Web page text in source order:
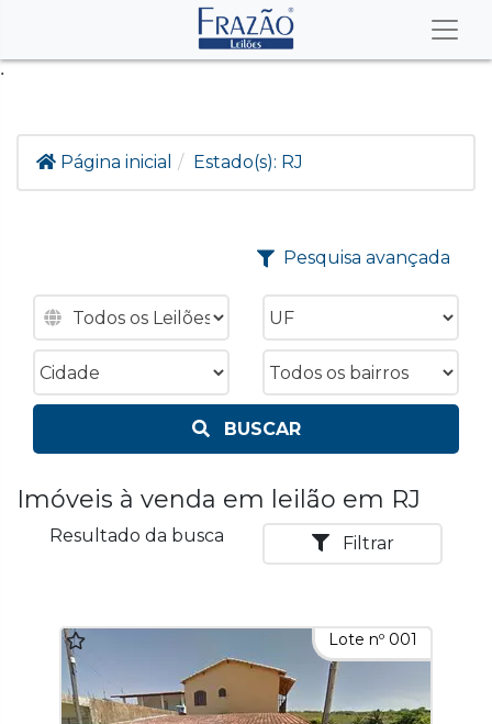
.
Página inicial Estado(s): RJ
Pesquisa avançada
BUSCAR
Imóveis à venda em leilão em RJ
Resultado da busca Filtrar
Lote nº 001